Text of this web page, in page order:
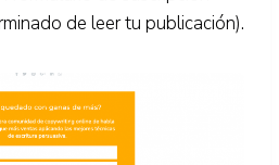
de leer tu publicación).